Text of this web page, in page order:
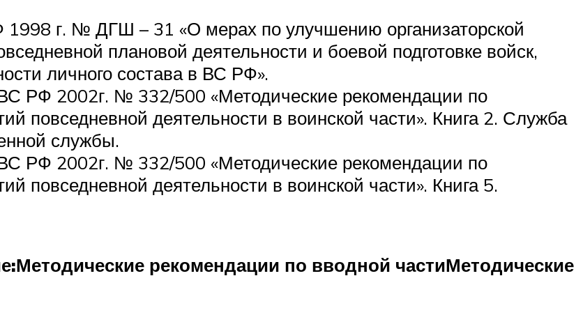
г. № ДГШ – 31 «О мерах по улучшению организаторской
плановой деятельности и боевой подготовке войск,
личного состава в ВС РФ».
РФ 2002г. № 332/500 «Методические рекомендации по
повседневной деятельности в воинской части». Книга 2. Служба
службы.
РФ 2002г. № 332/500 «Методические рекомендации по
повседневной деятельности в воинской части». Книга 5.
Методические рекомендации по вводной частиМетодические